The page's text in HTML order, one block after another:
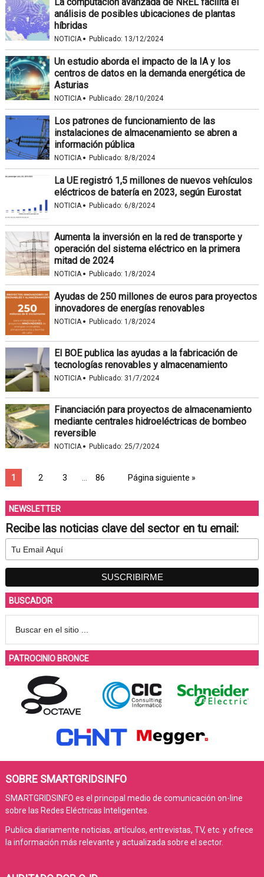
análisis de posibles ubicaciones de plantas
híbridas
NOTICIA· Publicado: 13/12/2024
Un estudio aborda el impacto de la IA y los
centros de datos en la demanda energética de
Asturias
NOTICIA· Publicado: 28/10/2024
Los patrones de funcionamiento de las
instalaciones de almacenamiento se abren a
información pública
NOTICIA· Publicado: 8/8/2024
La UE registró 1,5 millones de nuevos vehículos
eléctricos de batería en 2023, según Eurostat
NOTICIA· Publicado: 6/8/2024
Aumenta la inversión en la red de transporte y
operación del sistema eléctrico en la primera
mitad de 2024
NOTICIA· Publicado: 1/8/2024
Ayudas de 250 millones de euros para proyectos
innovadores de energías renovables
NOTICIA· Publicado: 1/8/2024
El BOE publica las ayudas a la fabricación de
tecnologías renovables y almacenamiento
NOTICIA· Publicado: 31/7/2024
Financiación para proyectos de almacenamiento
mediante centrales hidroeléctricas de bombeo
reversible
NOTICIA· Publicado: 25/7/2024
1 2 3 86 Página siguiente »
NEWSLETTER
Recibe las noticias clave del sector en tu email:
BUSCADOR
PATROCINIO BRONCE
SOBRE SMARTGRIDSINFO
SMARTGRIDSINFO es el principal medio de comunicación on-line
sobre las Redes Eléctricas Inteligentes.
Publica diariamente noticias, artículos, entrevistas, TV, etc. y ofrece
la información más relevante y actualizada sobre el sector.